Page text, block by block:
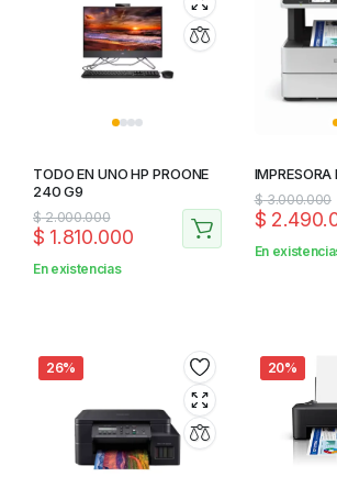
TODO EN UNO HP PROONE
240 G9
$2.000.000
$ 1.810.000
En existencias
$3.000.000
$
En
26% 20%